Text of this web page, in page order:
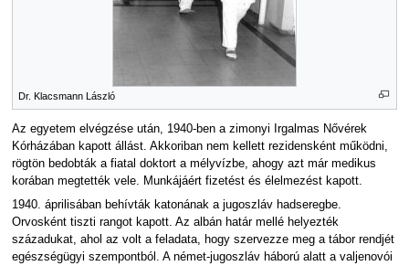
Dr. Klacsmann László
Az egyetem elvégzése után, 1940-ben a zimonyi Irgalmas Nővérek
Kórházában kapott állást. Akkoriban nem kellett rezidensként működni,
rögtön bedobták a fiatal doktort a mélyvízbe, ahogy azt már medikus
korában megtették vele. Munkájáért fizetést és élelmezést kapott.
1940. áprilisában behívták katonának a jugoszláv hadseregbe.
Orvosként tiszti rangot kapott. Az albán határ mellé helyezték
századukat, ahol az volt a feladata, hogy szervezze meg a tábor rendjét
egészségügyi szempontból. A német-jugoszláv háború alatt a valjenovói